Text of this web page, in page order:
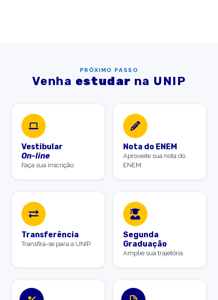
PRÓXIMO PASSO
Venha estudar na UNIP
Vestibular
On-line
Faça sua inscrição.
Nota do ENEM
Aproveite sua nota do
ENEM.
Transferência
Transfira-se para a UNIP.
Segunda
Graduação
Amplie sua trajetória.